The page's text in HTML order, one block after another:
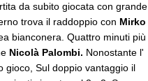
da subito giocata con grande
trova il raddoppio con Mirko
bianconera. Quattro minuti più
Nicolà Palombi. Nonostante l'
gioco, Sul doppio vantaggio il